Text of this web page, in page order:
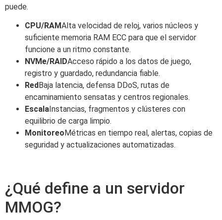
puede.
CPU/RAMAlta velocidad de reloj, varios núcleos y
suficiente memoria RAM ECC para que el servidor
funcione a un ritmo constante.
NVMe/RAIDAcceso rápido a los datos de juego,
registro y guardado, redundancia fiable.
Red Baja latencia, defensa DDoS, rutas de
encaminamiento sensatas y centros regionales.
Escala Instancias, fragmentos y clústeres con
equilibrio de carga limpio.
Monitoreo Métricas en tiempo real, alertas, copias de
seguridad y actualizaciones automatizadas.
¿Qué define a un servidor
MMOG?